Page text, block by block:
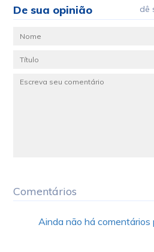
De sua opinião dê
Comentários
Ainda não há comentários